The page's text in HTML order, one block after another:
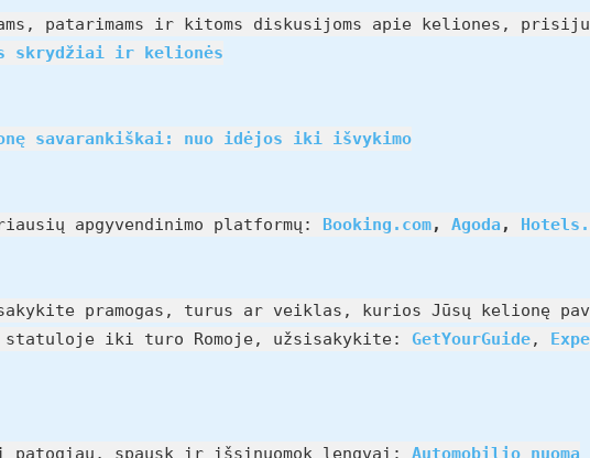
patarimams ir kitoms diskusijoms apie keliones,
skrydžiai ir kelionės
savarankiškai: nuo idėjos iki išvykimo
apgyvendinimo platformų: Booking.com, Agoda ,
pramogas, turus ar veiklas, kurios Jūsų kelionę
statuloje iki turo Romoje, užsisakykite: GetYourGuide,
spausk ir išsinuomok lengvai: Automobilio nuoma